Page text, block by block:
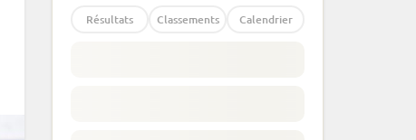
Résultats Classements Calendrier